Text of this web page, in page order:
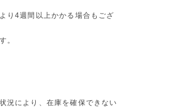
り4週間以上かかる場合もござ
。
況により、在庫を確保できない